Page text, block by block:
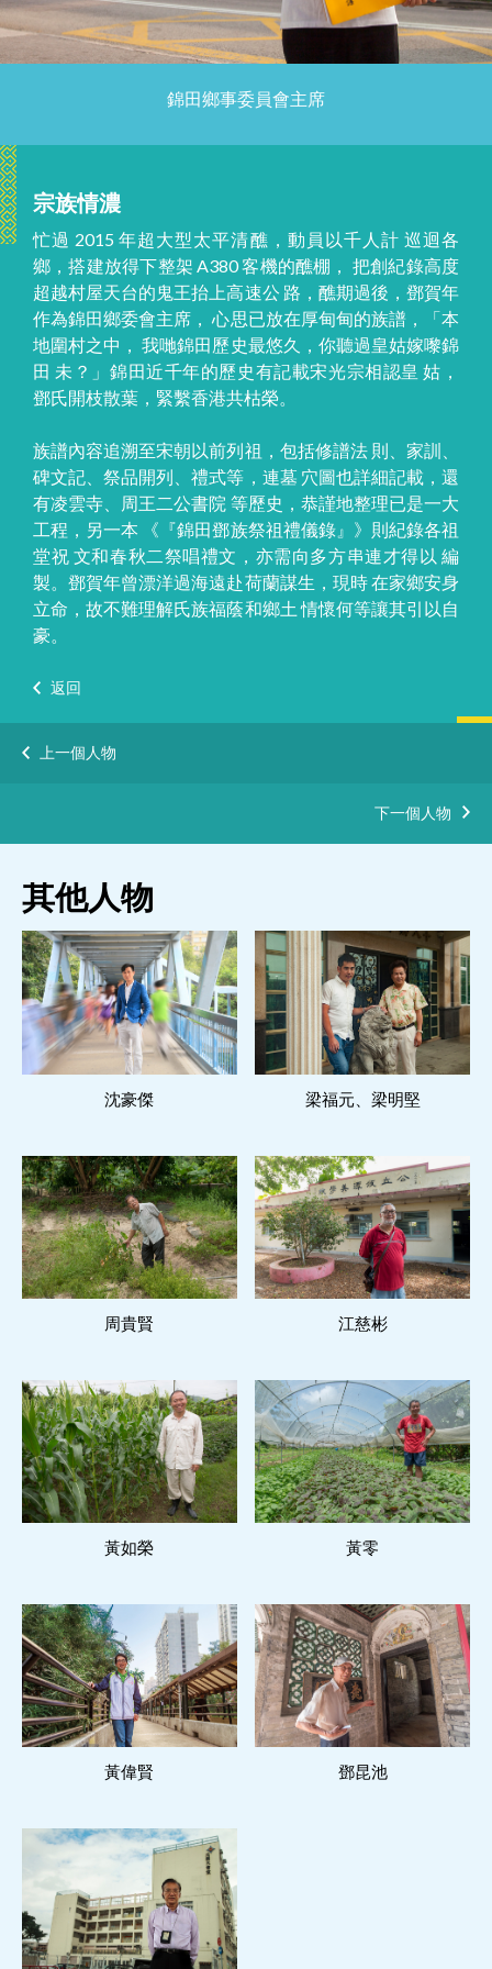
錦田鄉事委員會主席
宗族情濃
忙過 2015 年超大型太平清醮，動員以千人計 巡迴各
鄉，搭建放得下整架 A380 客機的醮棚， 把創紀錄高度
超越村屋天台的鬼王抬上高速公 路，醮期過後，鄧賀年
作為錦田鄉委會主席， 心思已放在厚甸甸的族譜，「本
地圍村之中， 我哋錦田歷史最悠久，你聽過皇姑嫁嚟錦
田 未？」錦田近千年的歷史有記載宋光宗相認皇 姑，
鄧氏開枝散葉，緊繫香港共枯榮。
族譜內容追溯至宋朝以前列祖，包括修譜法 則、家訓、
碑文記、祭品開列、禮式等，連墓 穴圖也詳細記載，還
有凌雲寺、周王二公書院 等歷史，恭謹地整理已是一大
工程，另一本 《『錦田鄧族祭祖禮儀錄』》則紀錄各祖
堂祝 文和春秋二祭唱禮文，亦需向多方串連才得以 編
製。鄧賀年曾漂洋過海遠赴荷蘭謀生，現時 在家鄉安身
立命，故不難理解氏族福蔭和鄉土 情懷何等讓其引以自
豪。
返回
上一個人物
下一個人物
其他人物
閱讀更多
沈豪傑 閱讀更多
梁福元、梁明堅
閱讀更多
周貴賢 閱讀更多
江慈彬
閱讀更多
黃如榮 閱讀更多
黃零
閱讀更多
黃偉賢 閱讀更多
鄧昆池